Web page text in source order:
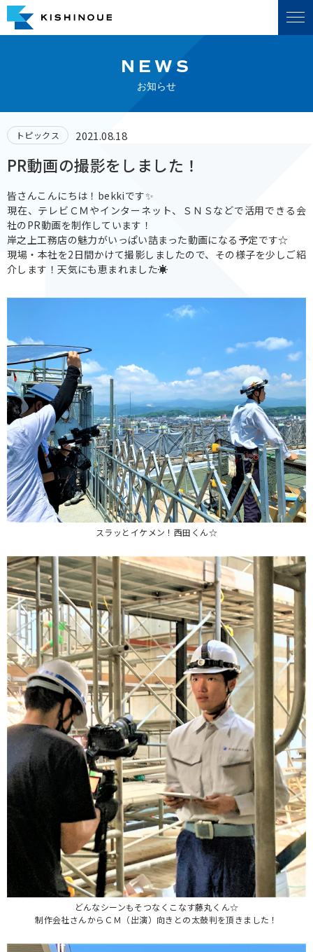
NEWS
お知らせ
トピックス 2021.08.18
PR動画の撮影をしました！
皆さんこんにちは！bekkiです✨
現在、テレビＣＭやインターネット、ＳＮＳなどで活用できる会
社のPR動画を制作しています！
岸之上工務店の魅力がいっぱい詰まった動画になる予定です☆
現場・本社を2日間かけて撮影しましたので、その様子を少しご紹
介します！天気にも恵まれました☀
スラッとイケメン！西田くん☆
どんなシーンもそつなくこなす藤丸くん☆
制作会社さんからＣＭ（出演）向きとの太鼓判を頂きました！